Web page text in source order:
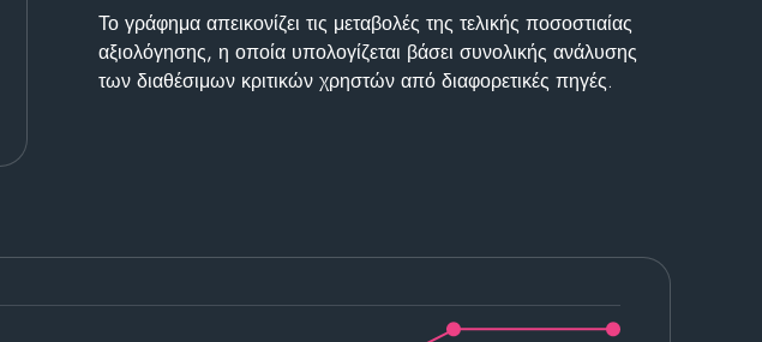
Το γράφημα απεικονίζει τις μεταβολές της τελικής ποσοστιαίας
αξιολόγησης, η οποία υπολογίζεται βάσει συνολικής ανάλυσης
των διαθέσιμων κριτικών χρηστών από διαφορετικές πηγές.